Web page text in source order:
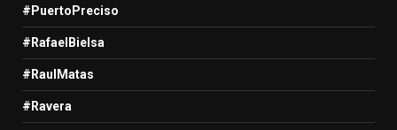
#PuertoPreciso
#RafaelBielsa
#RaulMatas
#Ravera